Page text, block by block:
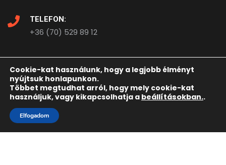
TELEFON:
+36 (70) 529 89 12
A weboldalt készítette:
Cookie-kat használunk, hogy a legjobb élményt
nyújtsuk honlapunkon.
Többet megtudhat arról, hogy mely cookie-kat
használjuk, vagy kikapcsolhatja a beállításokban..
Elfogadom